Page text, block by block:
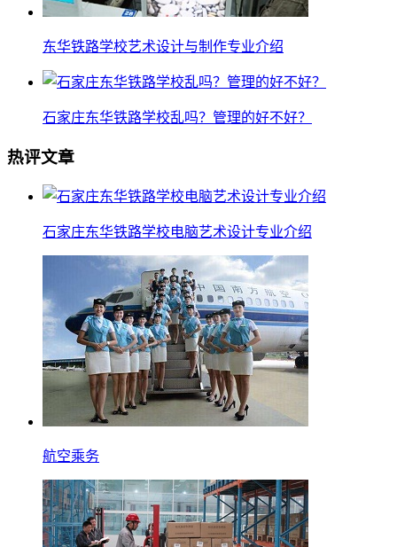
东华铁路学校艺术设计与制作专业介绍
石家庄东华铁路学校乱吗？管理的好不好？
热评文章
石家庄东华铁路学校电脑艺术设计专业介绍
航空乘务